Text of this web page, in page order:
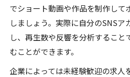
でショート動画や作品を制作して
しましょう。実際に自分のSNSア
し、再生数や反響を分析すること
むことができます。
企業によっては未経験歓迎の求人